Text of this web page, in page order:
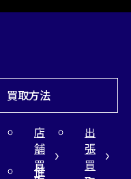
買取方法
店
舗
買
出
張
買
催